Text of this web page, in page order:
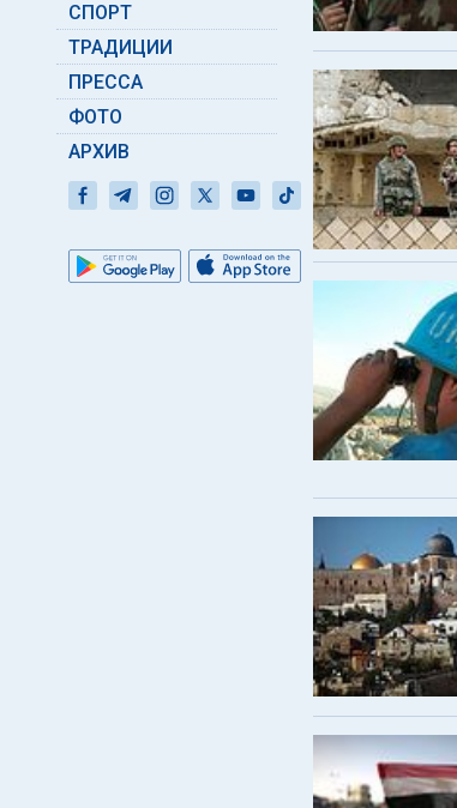
СПОРТ
ТРАДИЦИИ
ПРЕССА
ФОТО
АРХИВ